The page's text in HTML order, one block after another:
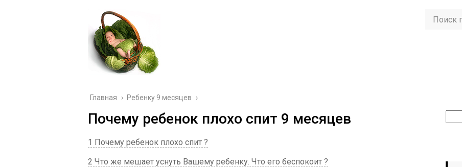
Главная › Ребенку 9 месяцев ›
Почему ребенок плохо спит 9 месяцев
1 Почему ребенок плохо спит ?
2 Что же мешает уснуть Вашему ребенку. Что его беспокоит ?